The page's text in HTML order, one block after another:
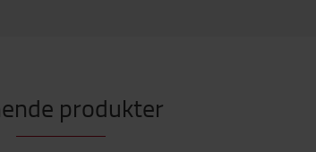
produkter